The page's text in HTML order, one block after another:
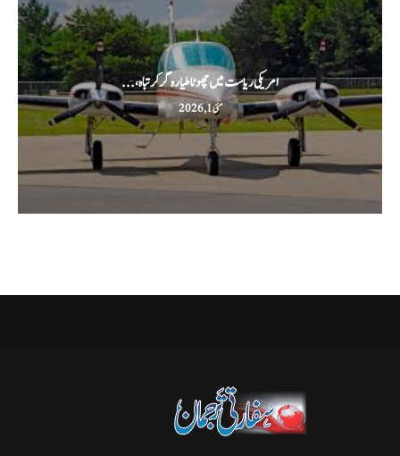
امریکی ریاست میں چھوٹا طیارہ گر کر تباہ،...
مئی 1, 2026